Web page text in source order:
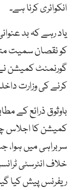
انکوائری کرنا ہے۔
یاد رہے کہ بد
کو نقصان سمیت
گورنمنٹ کمیشن نے
کرنے کی وزارت
باوثوق ذرائع کے
کمیشن کا اجلاس
سربراہی میں ہوا،
خلاف انٹرسٹی
ریفرنس پیش کیا